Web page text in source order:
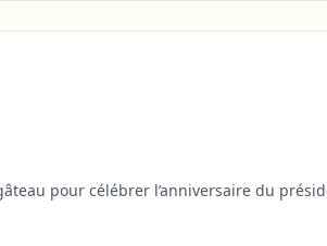
pour célébrer l’anniversaire du